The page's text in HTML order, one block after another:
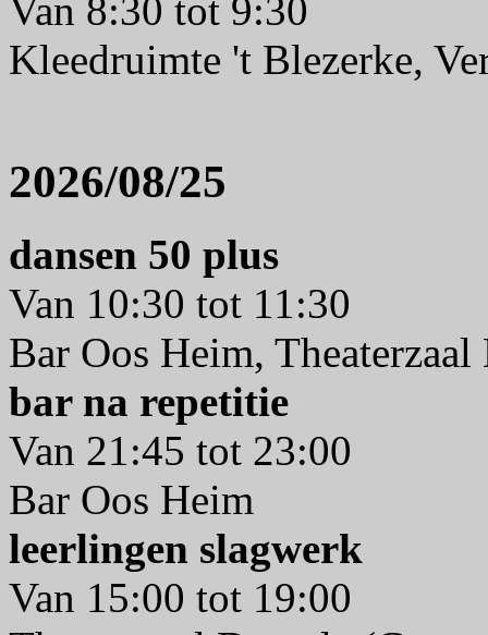
Van 8:30 tot 9:30
Kleedruimte 't Blezerke,
2026/08/25
dansen 50 plus
Van 10:30 tot 11:30
Bar Oos Heim,
bar na repetitie
Van 21:45 tot 23:00
Bar Oos Heim
leerlingen slagwerk
Van 15:00 tot 19:00